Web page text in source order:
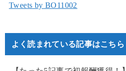
Tweets by BO11002
よく読まれている記事はこちら